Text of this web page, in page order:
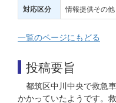
対応区分 情報提供その
一覧のページにもどる
投稿要旨
都筑区中川中央で救急
かかっていたようです。